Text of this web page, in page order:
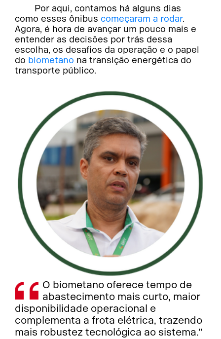
Por aqui, contamos há alguns dias
como esses ônibus começaram a rodar.
Agora, é hora de avançar um pouco mais e
entender as decisões por trás dessa
escolha, os desafios da operação e o papel
do biometano na transição energética do
transporte público.
O biometano oferece tempo de
abastecimento mais curto, maior
disponibilidade operacional e
complementa a frota elétrica, trazendo
mais robustez tecnológica ao sistema.”